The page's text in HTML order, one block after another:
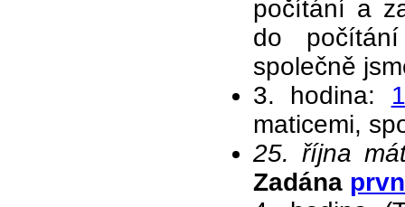
počítání a
do
společně
3. hodina:
maticemi,
25. října
Zadána